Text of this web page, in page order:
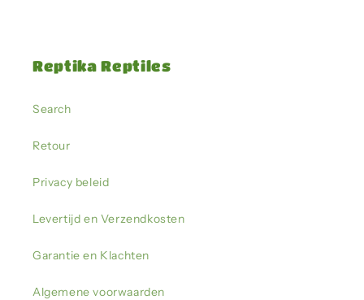
Reptika Reptiles
Search
Retour
Privacy beleid
Levertijd en Verzendkosten
Garantie en Klachten
Algemene voorwaarden